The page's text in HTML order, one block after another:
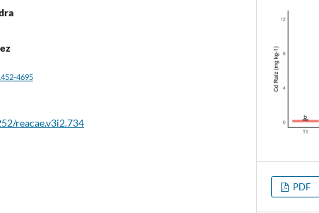
4695
reacae.v3i2.734
PDF